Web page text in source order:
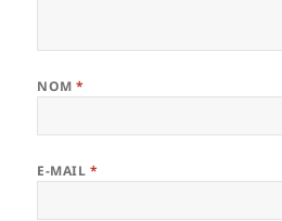
NOM*
E-MAIL *